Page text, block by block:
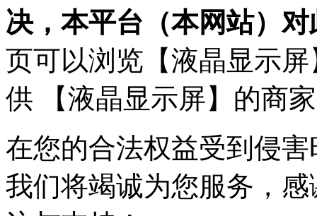
决，本平台（本网站）
页可以浏览【液晶显示
供 【液晶显示屏】的商
在您的合法权益受到侵害
我们将竭诚为您服务，